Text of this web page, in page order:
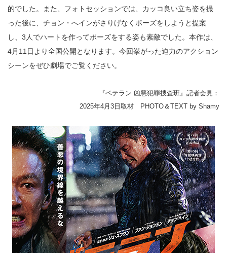
的でした。また、フォトセッションでは、カッコ良い立ち姿を撮
った後に、チョン・へインがさりげなくポーズをしようと提案
し、3人でハートを作ってポーズをする姿も素敵でした。本作は、
4月11日より全国公開となります。今回挙がった迫力のアクション
シーンをぜひ劇場でご覧ください。
『ベテラン 凶悪犯罪捜査班』記者会見：
2025年4月3日取材 PHOTO＆TEXT by Shamy